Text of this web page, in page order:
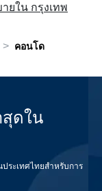
ยใน กรุงเทพ
> คอนโด
ดใน
ระเทศไทยสำหรับการ